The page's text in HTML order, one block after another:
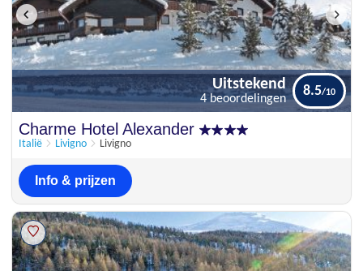
Uitstekend
Charme Hotel Alexander
Italië Livigno Livigno
Uitstekend
4 beoordelingen
8.5
Info & prijzen